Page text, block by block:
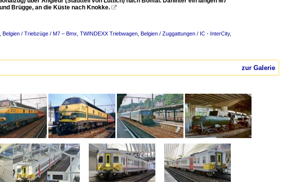
Brügge, an die Küste nach Knokke. 
Belgien / Triebzüge / M7 – Bmx, TWINDEXX Triebwagen Belgien / Zuggattungen / IC - InterCity,
zur Galerie